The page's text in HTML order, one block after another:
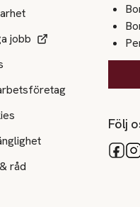
jobb
råd
Följ